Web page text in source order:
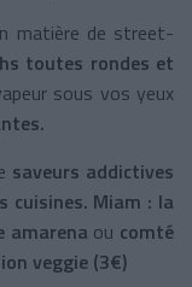
matière de street-
toutes rondes et
sous vos yeux
saveurs addictives
cuisines. Miam : la
amarena ou comté
veggie (3€)